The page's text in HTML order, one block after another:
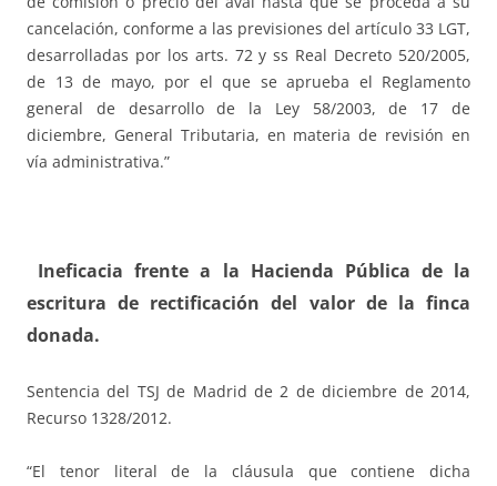
cancelación, conforme a las previsiones del artículo 33 LGT,
desarrolladas por los arts. 72 y ss Real Decreto 520/2005,
de 13 de mayo, por el que se aprueba el Reglamento
general de desarrollo de la Ley 58/2003, de 17 de
diciembre, General Tributaria, en materia de revisión en
vía administrativa.”
Ineficacia frente a la Hacienda Pública de la
escritura de rectificación del valor de la finca
donada.
Sentencia del TSJ de Madrid de 2 de diciembre de 2014,
Recurso 1328/2012.
“El tenor literal de la cláusula que contiene dicha